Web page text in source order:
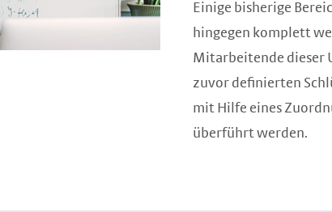
Einige bisherige
hingegen komplett
Mitarbeitende dieser
zuvor definierten
mit Hilfe eines
überführt werden.